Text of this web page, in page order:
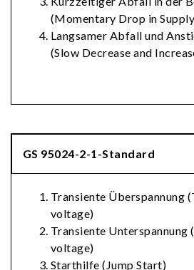
(Momentary Drop in
Langsamer Abfall und
(Slow Decrease and
GS 95024-2-1-Standard
Transiente Überspannung
voltage)
Transiente Unterspannung
voltage)
Starthilfe (Jump Start)